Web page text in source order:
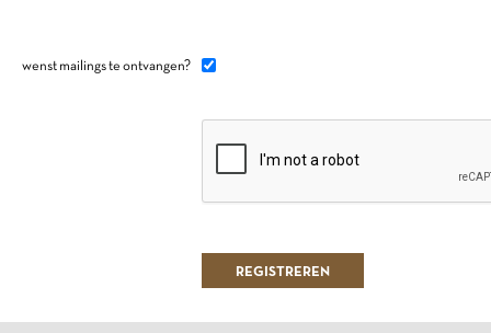
wenst mailings te ontvangen?